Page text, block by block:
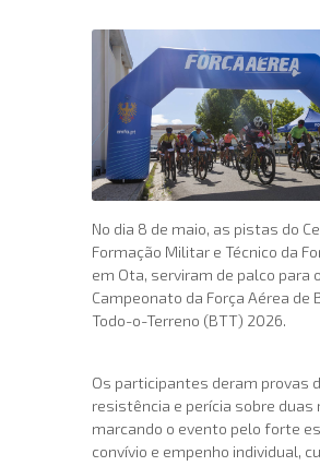
No dia 8 de maio, as pistas do
Formação Militar e Técnico da
em Ota, serviram de palco para o
Campeonato da Força Aérea de
Todo-o-Terreno (BTT) 2026.
Os participantes deram provas
resistência e perícia sobre duas
marcando o evento pelo forte
convívio e empenho individual,